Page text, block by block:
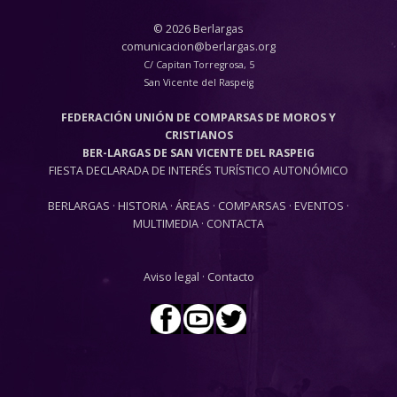
© 2026 Berlargas
comunicacion@berlargas.org
C/ Capitan Torregrosa, 5
San Vicente del Raspeig
FEDERACIÓN UNIÓN DE COMPARSAS DE MOROS Y
CRISTIANOS
BER-LARGAS DE SAN VICENTE DEL RASPEIG
FIESTA DECLARADA DE INTERÉS TURÍSTICO AUTONÓMICO
BERLARGAS · HISTORIA · ÁREAS · COMPARSAS · EVENTOS ·
MULTIMEDIA · CONTACTA
Aviso legal · Contacto